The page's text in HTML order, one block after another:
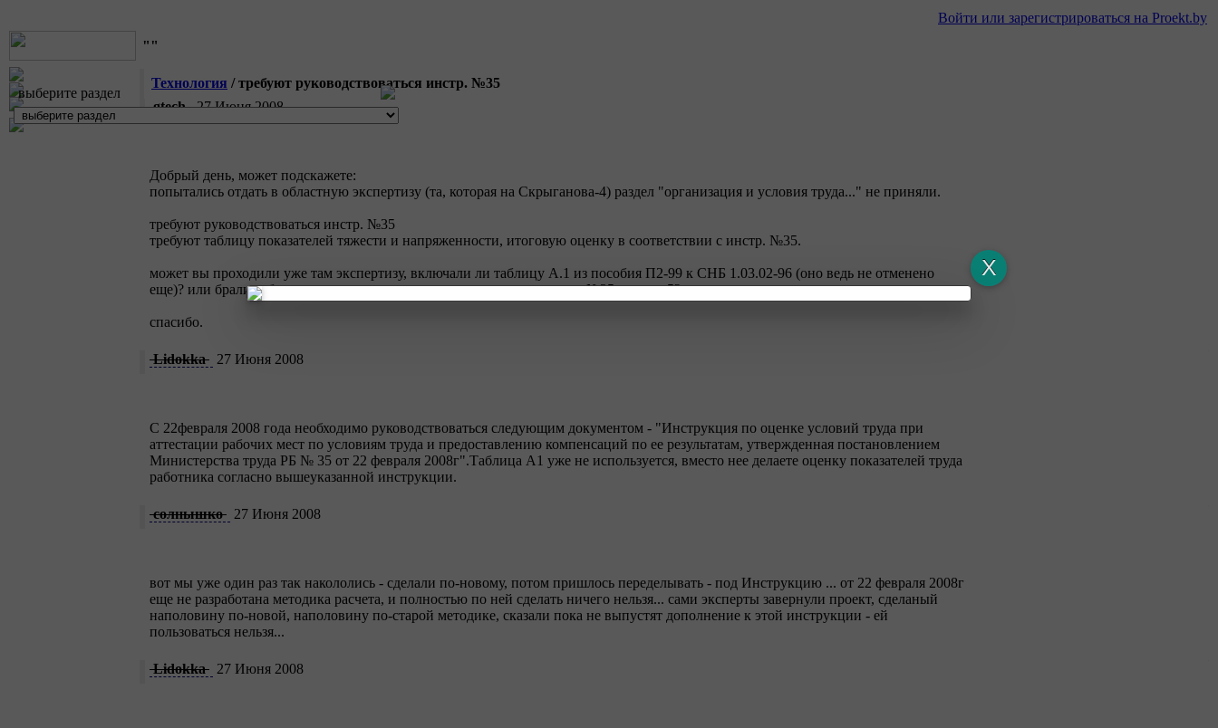
Войти или зарегистрироваться на Proekt.by
выберите раздел
""
Технология / требуют руководствоваться инстр. №35
gtech 27 Июня 2008
Добрый день, может подскажете:
попытались отдать в областную экспертизу (та, которая на Скрыганова-4) раздел "организация и условия труда..." не приняли.
требуют руководствоваться инстр. №35
требуют таблицу показателей тяжести и напряженности, итоговую оценку в соответствии с инстр. №35.
может вы проходили уже там экспертизу, включали ли таблицу А.1 из пособия П2-99 к СНБ 1.03.02-96 (оно ведь не отменено
еще)? или брали таблицы из карты аттестации, которая в инструкции №35 в прил. 5?
спасибо.
Lidokka 27 Июня 2008
С 22февраля 2008 года необходимо руководствоваться следующим документом - "Инструкция по оценке условий труда при
аттестации рабочих мест по условиям труда и предоставлению компенсаций по ее результатам, утвержденная постановлением
Министерства труда РБ № 35 от 22 февраля 2008г".Таблица А1 уже не используется, вместо нее делаете оценку показателей труда
работника согласно вышеуказанной инструкции.
солнышко 27 Июня 2008
вот мы уже один раз так накололись - сделали по-новому, потом пришлось переделывать - под Инструкцию ... от 22 февраля 2008г
еще не разработана методика расчета, и полностью по ней сделать ничего нельзя... сами эксперты завернули проект, сделаный
наполовину по-новой, наполовину по-старой методике, сказали пока не выпустят дополнение к этой инструкции - ей
пользоваться нельзя...
Lidokka 27 Июня 2008